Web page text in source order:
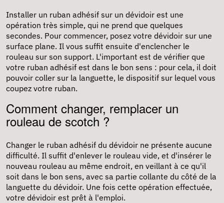
Installer un ruban adhésif sur un dévidoir est une
opération très simple, qui ne prend que quelques
secondes. Pour commencer, posez votre dévidoir sur une
surface plane. Il vous suffit ensuite d'enclencher le
rouleau sur son support. L'important est de vérifier que
votre ruban adhésif est dans le bon sens : pour cela, il doit
pouvoir coller sur la languette, le dispositif sur lequel vous
coupez votre ruban.
Comment changer, remplacer un
rouleau de scotch ?
Changer le ruban adhésif du dévidoir ne présente aucune
difficulté. Il suffit d'enlever le rouleau vide, et d'insérer le
nouveau rouleau au même endroit, en veillant à ce qu'il
soit dans le bon sens, avec sa partie collante du côté de la
languette du dévidoir. Une fois cette opération effectuée,
votre dévidoir est prêt à l'emploi.